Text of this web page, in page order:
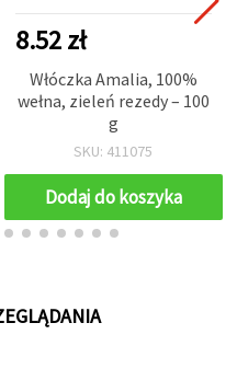
8.52 zł
Włóczka Amalia, 100%
wełna, zieleń rezedy – 100
g
SKU: 411075
Dodaj do koszyka